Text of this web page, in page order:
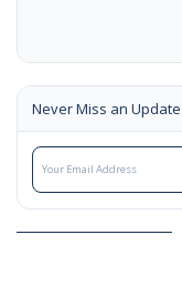
Never Miss an Update